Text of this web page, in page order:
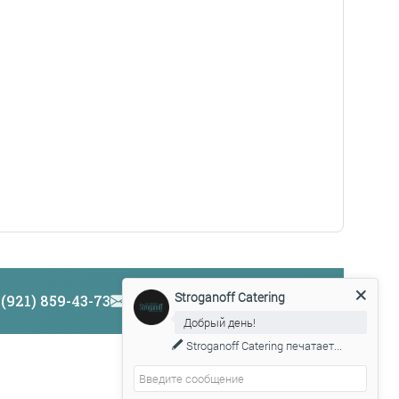
859-43-73 manager3@catering-stg.ru